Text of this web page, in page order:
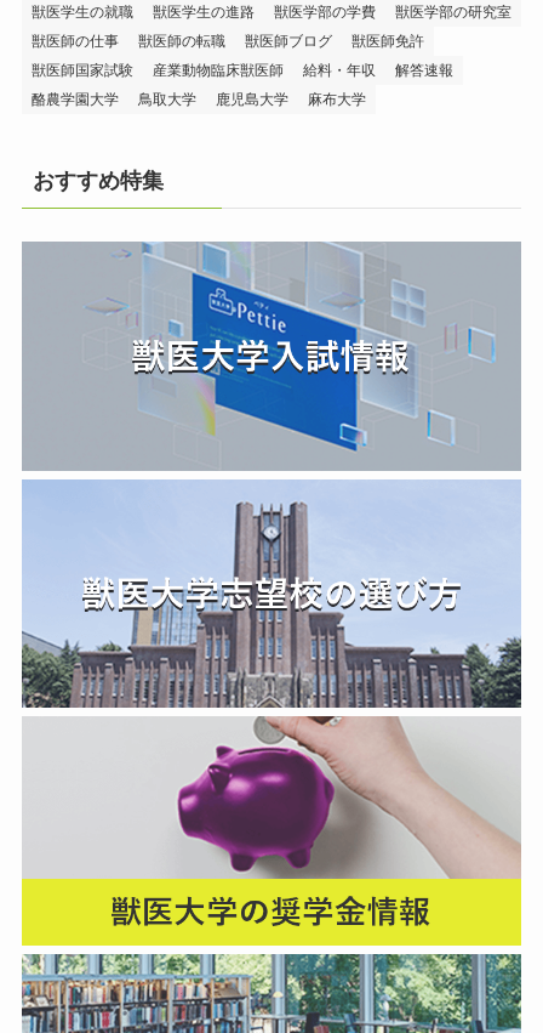
獣医学生の就職
獣医学生の進路 獣医学部の学費
獣医学部の研究室
獣医師の仕事
獣医師の転職 獣医師ブログ
獣医師免許
獣医師国家試験
産業動物臨床獣医師 給料・年収
解答速報
酪農学園大学
鳥取大学 鹿児島大学 麻布大学
おすすめ特集